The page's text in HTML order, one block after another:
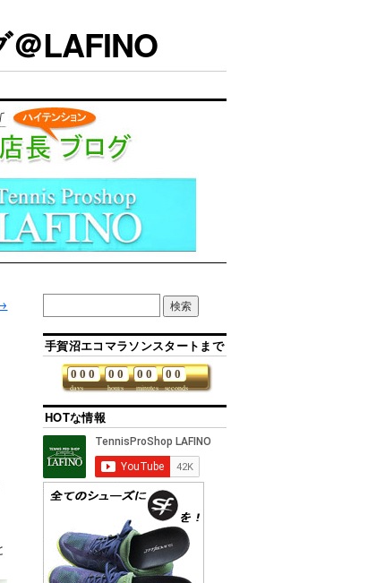
LAFINO
手賀沼エコマラソンスタートまで
days
0 0 0
hours
0 0
minutes
0 0
seconds
0 0
HOTな情報